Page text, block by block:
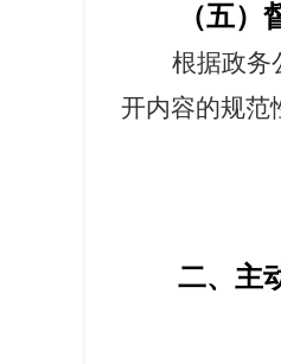
（五）
根据政务
开内容的规范
二、主